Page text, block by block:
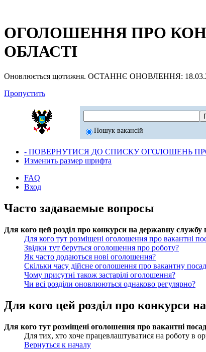
ОГОЛОШЕННЯ ПРО
ОБЛАСТІ
Оновлюється щотижня. ОСТАННЄ ОНОВЛЕННЯ:
Пропустить
Пошук вакансій
- ПОВЕРНУТИСЯ ДО СПИСКУ ОГОЛОШЕНЬ
Изменить размер шрифта
FAQ
Вход
Часто задаваемые вопросы
Для кого цей розділ про конкурси на державну службу
Для кого тут розміщені оголошення про вакантні
Звідки тут беруться оголошення про роботу?
Як часто додаються нові оголошення?
Скільки часу дійсне оголошення про вакантну
Чому присутні також застарілі оголошення?
Чи всі розділи оновлюються однаково регулярно?
Для кого цей розділ про конкурси
Для кого тут розміщені оголошення про вакантні
Для тих, хто хоче працевлаштуватися на роботу в
Вернуться к началу